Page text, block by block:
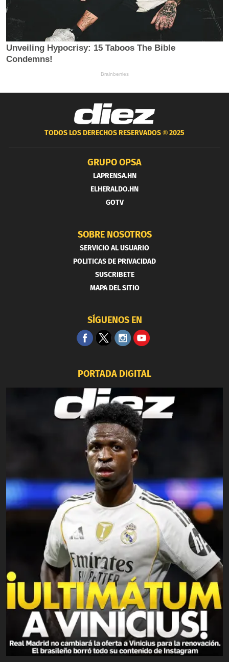
TODOS LOS DERECHOS RESERVADOS ®2025
GRUPO OPSA
LAPRENSA.HN
ELHERALDO.HN
GOTV
SOBRE NOSOTROS
SERVICIO AL USUARIO
POLITICAS DE PRIVACIDAD
SUSCRIBETE
MAPA DEL SITIO
SÍGUENOS EN
PORTADA DIGITAL